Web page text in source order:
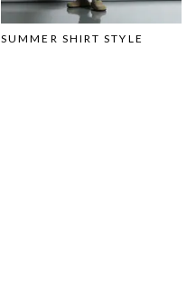
SUMMER SHIRT STYLE